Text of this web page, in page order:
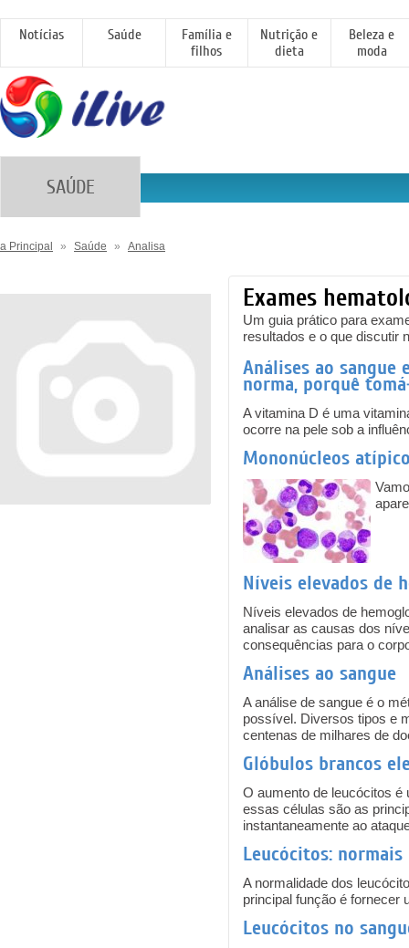
Notícias Saúde
Família e
filhos
Nutrição e
dieta
Beleza e
moda
SAÚDE
a Principal » Saúde » Analisa
Exames
Um guia prático para
resultados e o que discutir
Análises ao sangue
norma, porquê
A vitamina D é uma
ocorre na pele sob a
Mononúcleos
Níveis elevados de
Níveis elevados de
analisar as causas dos
consequências para o
Análises ao sangue
A análise de sangue é o
possível. Diversos tipos e
centenas de milhares de
Glóbulos brancos
O aumento de leucócitos é
essas células são as
instantaneamente ao
Leucócitos: normais
A normalidade dos
principal função é fornecer
Leucócitos no